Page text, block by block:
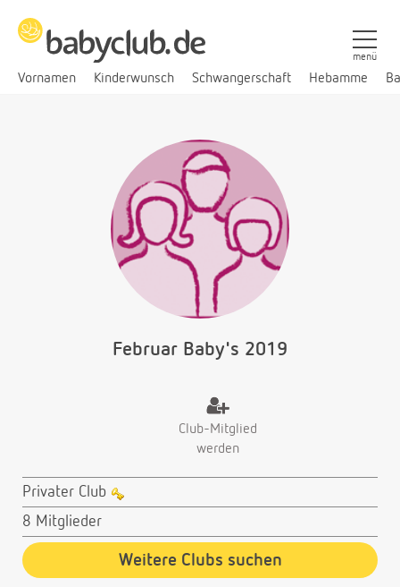
Vornamen Kinderwunsch Schwangerschaft Hebamme
menü
Februar Baby's 2019
Club-Mitglied
werden
Privater Club
8 Mitglieder
Weitere Clubs suchen